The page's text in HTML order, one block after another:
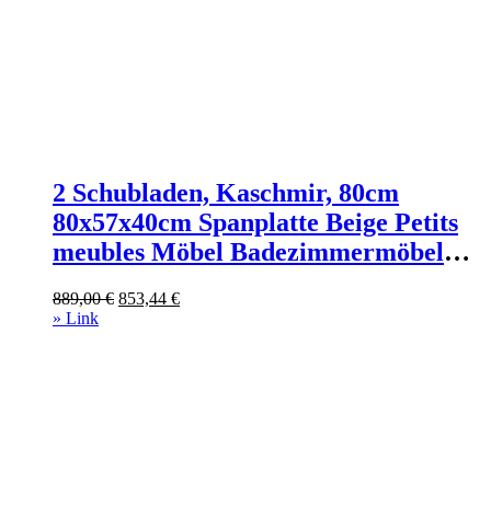
2 Schubladen, Kaschmir, 80cm
80x57x40cm Spanplatte Beige Petits
meubles Möbel Badezimmermöbel
889,00€ Ursprünglicher
853,44 €Aktueller
» Link